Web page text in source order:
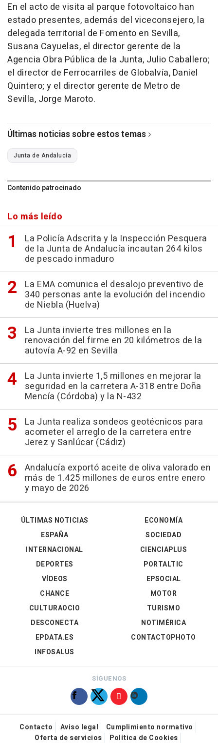
En el acto de visita al parque fotovoltaico han
estado presentes, además del viceconsejero, la
delegada territorial de Fomento en Sevilla,
Susana Cayuelas, el director gerente de la
Agencia Obra Pública de la Junta, Julio Caballero;
el director de Ferrocarriles de Globalvía, Daniel
Quintero; y el director gerente de Metro de
Sevilla, Jorge Maroto.
Últimas noticias sobre estos temas
Junta de Andalucía
Contenido patrocinado
Lo más leído
La Policía Adscrita y la Inspección Pesquera
de la Junta de Andalucía incautan 264 kilos
de pescado inmaduro
La EMA comunica el desalojo preventivo de
340 personas ante la evolución del incendio
de Niebla (Huelva)
La Junta invierte tres millones en la
renovación del firme en 20 kilómetros de la
autovía A-92 en Sevilla
La Junta invierte 1,5 millones en mejorar la
seguridad en la carretera A-318 entre Doña
Mencía (Córdoba) y la N-432
La Junta realiza sondeos geotécnicos para
acometer el arreglo de la carretera entre
Jerez y Sanlúcar (Cádiz)
Andalucía exportó aceite de oliva valorado en
más de 1.425 millones de euros entre enero
y mayo de 2026
ÚLTIMAS NOTICIAS
ESPAÑA
INTERNACIONAL
DEPORTES
VÍDEOS
ECONOMÍA
SOCIEDAD
CIENCIAPLUS
PORTALTIC
EPSOCIAL
CHANCE
CULTURAOCIO
DESCONECTA
EPDATA.ES
INFOSALUS
MOTOR
TURISMO
NOTIMÉRICA
CONTACTOPHOTO
SÍGUENOS
Contacto Aviso legal
Cumplimiento normativo
Oferta de servicios
Política de Cookies